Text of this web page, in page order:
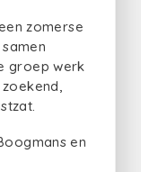
zomerse
groep werk
en